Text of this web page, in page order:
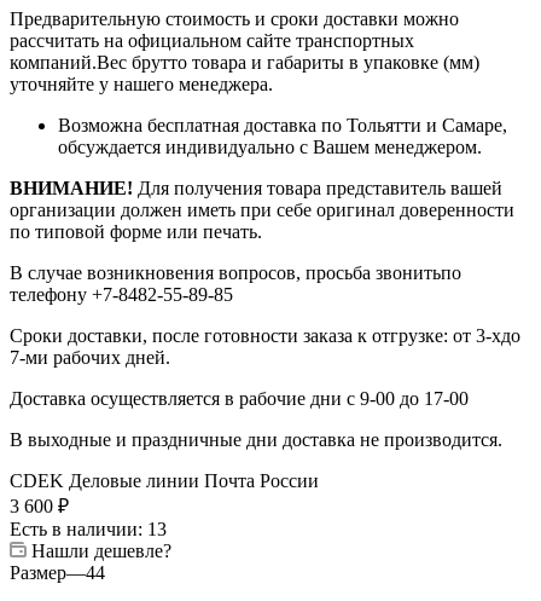
Предварительную стоимость и сроки доставки можно
рассчитать на официальном сайте транспортных
компаний.Вес брутто товара и габариты в упаковке (мм)
уточняйте у нашего менеджера.
Возможна бесплатная доставка по Тольятти и Самаре,
обсуждается индивидуально с Вашем менеджером.
ВНИМАНИЕ! Для получения товара представитель вашей
организации должен иметь при себе оригинал доверенности
по типовой форме или печать.
В случае возникновения вопросов, просьба звонитьпо
телефону +7-8482-55-89-85
Сроки доставки, после готовности заказа к отгрузке: от 3-хдо
7-ми рабочих дней.
Доставка осуществляется в рабочие дни с 9-00 до 17-00
В выходные и праздничные дни доставка не производится.
CDEK Деловые линии Почта России
3 600 ₽
Есть в наличии: 13
Нашли дешевле?
Размер—44